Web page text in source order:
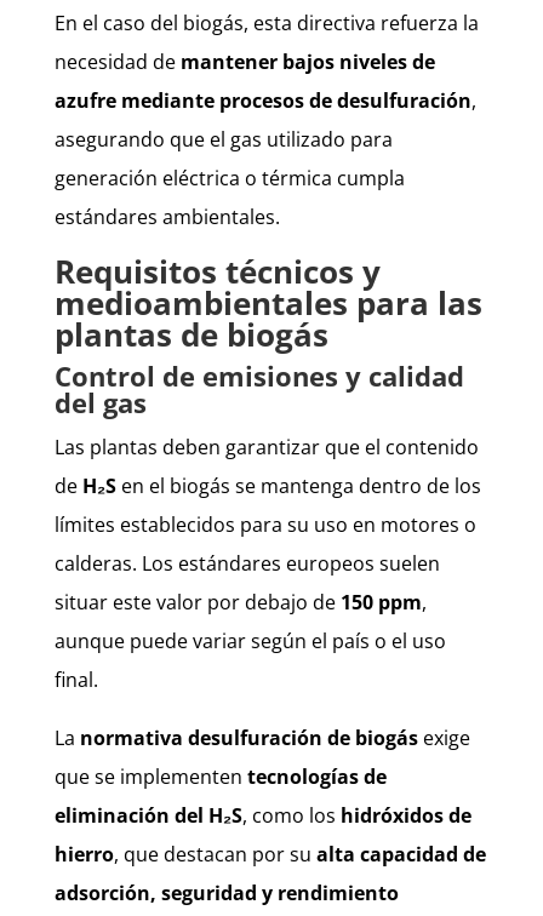
En el caso del biogás, esta directiva refuerza la
necesidad de mantener bajos niveles de
azufre mediante procesos de desulfuración,
asegurando que el gas utilizado para
generación eléctrica o térmica cumpla
estándares ambientales.
Requisitos técnicos y
medioambientales para las
plantas de biogás
Control de emisiones y calidad
del gas
Las plantas deben garantizar que el contenido
de H₂Sen el biogás se mantenga dentro de los
límites establecidos para su uso en motores o
calderas. Los estándares europeos suelen
situar este valor por debajo de 150 ppm,
aunque puede variar según el país o el uso
final.
La normativa desulfuración de biogásexige
que se implementen tecnologías de
eliminación del H₂S, como los hidróxidos de
hierro, que destacan por su alta capacidad de
adsorción, seguridad y rendimiento